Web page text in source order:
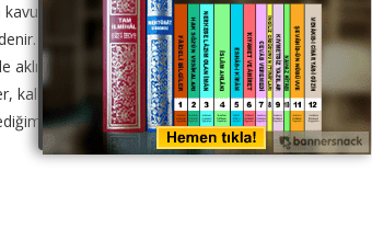
Müslümana velî, evliyâ denir. İnsanları
Evliya, her şeyi öğrenir, bilir. Ahkâm-ı
kullanır. Hesabını yapmakta, sanatında,
kalbine sirayet etmez, bulaşmaz. Dünyayı seven,
şeyleri sevmekten, hatırlamaktan kurtulması